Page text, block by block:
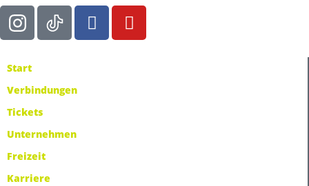
Start
Verbindungen
Tickets
Unternehmen
Freizeit
Karriere